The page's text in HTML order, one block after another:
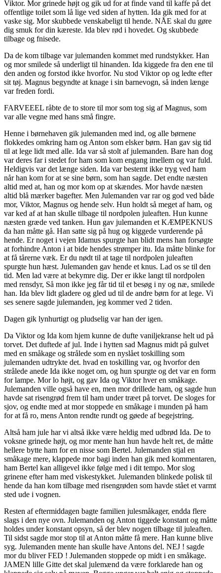
Viktor. Mor grinede højt og gik ud for at finde vand til kaffe på det
offentlige toilet som lå lige ved siden af hytten. Ida gik med for at
vaske sig. Mor skubbede venskabeligt til hende. NÅE skal du gøre
dig smuk for din kæreste. Ida blev rød i hovedet. Og skubbede
tilbage og fnisede.
Da de kom tilbage var julemanden kommet med rundstykker. Han
og mor smilede så underligt til hinanden. Ida kiggede fra den ene til
den anden og forstod ikke hvorfor. Nu stod Viktor op og ledte efter
sit tøj. Magnus begyndte at knage i sin barnevogn, så inden længe
var freden fordi.
FARVEEEL råbte de to store til mor som tog sig af Magnus, som
var alle vegne med hans små fingre.
Henne i børnehaven gik julemanden med ind, og alle børnene
flokkedes omkring ham og Anton som elsker børn. Han gav sig tid
til at lege lidt med alle. Ida var så stolt af julemanden. Bare han dog
var deres far i stedet for ham som kom engang imellem og var fuld.
Heldigvis var det længe siden. Ida var bestemt ikke tryg ved ham
når han kom for at se sine børn, som han sagde. Det endte næsten
altid med at, han og mor kom op at skændes. Mor havde næsten
altid blå mærker bagefter. Men Julemanden var rar og god ved både
mor, Viktor, Magnus og hende selv. Hun holdt så meget af ham, og
var ked af at han skulle tilbage til nordpolen juleaften. Hun kunne
næsten græde ved tanken. Hun gav julemanden et KÆMPEKNUS
da han måtte gå. Han satte sig på hug og kiggede vurderende på
hende. Er noget i vejen Idamus spurgte han blidt mens han forsøgte
at forhindre Anton i at bide hendes strømper itu. Ida måtte blinke for
at få tårerne væk. Er du nødt til at tage til nordpolen juleaften
spurgte hun hæst. Julemanden gav hende et knus. Lad os se til den
tid. Men lad være at bekymre dig. Der er ikke langt til nordpolen
med rensdyr, Så mon ikke jeg får tid til et besøg i ny og næ, smilede
han. Ida blev lidt gladere og gled ud til de andre børn for at lege. Vi
ses senere sagde julemanden, jeg kommer ved 2 tiden.
Dagen gik lynhurtigt og pludselig var han der igen.
Da Viktor og Ida kom hjem kunne de dufte vaniljekranse helt ud på
torvet. Det duftede af jul. Inde i hytten sad Magnus midt på gulvet
med en småkage og strålede som en nyslået toskilling som
julemanden udtrykte det. hvad en toskilling var, og hvorfor den
strålede anede Ida ikke noget om, og hun spurgte og det var en form
for lampe. Mor lo højt, og gav Ida og Viktor hver en småkage.
Julemanden ville også have en, men mor drillede ham, og sagde hun
havde sat risengrød frem til ham under træet på torvet. De sloges for
sjov, og endte med at mor stoppede en småkage i munden på ham
for at få ro, mens Anton rendte rundt og gøede af begejstring.
Altså ham jule har vi altså ikke være heldig med udbrød Ida. De to
voksne grinede højt, og mor mente han hun havde helt ret, de måtte
hellere bytte ham for en nisse som Bertel. Julemanden stjal en
småkage mere, klappede mor bagi inden han gik med kommentaren,
ham Bertel kan alligevel ikke følge med i dit tempo. Mor slog
grinene efter ham med viskestykket. Julemanden blinkede polisk til
hende da han kom tilbage med risengrøden som havde stået et varmt
sted ude i vognen.
Resten af eftermiddagen bagte familien julesmåkager, endda flere
slags i den nye ovn. Julemanden og Anton tiggede konstant og måtte
holdes under konstant opsyn, så der blev nogen tilbage til juleaften.
Til sidst sagde mor stop til at Anton måtte få mere. Han kunne blive
syg. Julemanden mente han skulle have Antons del. NEJ ! sagde
mor du bliver FED ! Julemanden stoppede op midt i en småkage.
JAMEN lille Gitte det skal julemænd da være forklarede han og